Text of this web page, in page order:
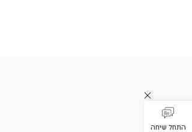
התחל שיחה